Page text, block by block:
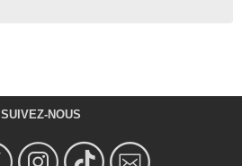
SUIVEZ-NOUS